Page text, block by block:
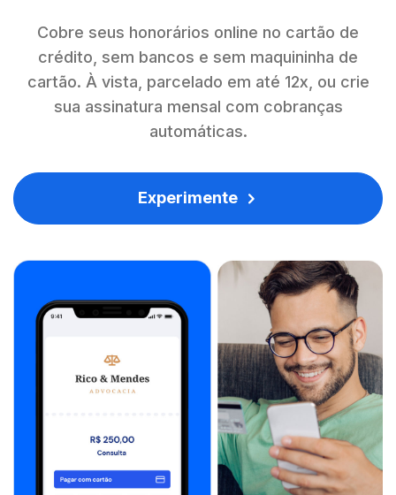
Cobre seus honorários online no cartão de
crédito, sem bancos e sem maquininha de
cartão. À vista, parcelado em até 12x, ou crie
sua assinatura mensal com cobranças
automáticas.
Experimente 